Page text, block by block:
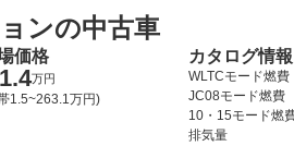
ンの中古車
価格
万円
1.5~263.1万円)
カタログ情報
WLTCモード燃費
JC08モード燃費
10・15モード燃
排気量